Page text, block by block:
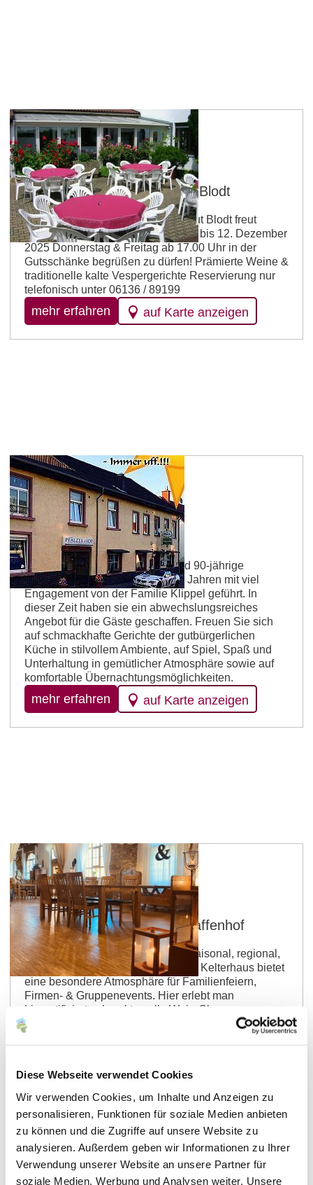
Diese Webseite verwendet Cookies
Wir verwenden Cookies, um Inhalte und Anzeigen zu
personalisieren, Funktionen für soziale Medien anbieten
zu können und die Zugriffe auf unsere Website zu
analysieren. Außerdem geben wir Informationen zu Ihrer
Verwendung unserer Website an unsere Partner für
soziale Medien, Werbung und Analysen weiter. Unsere
Essenheim
Gutsausschank im Weingut Blodt
Liebe Gäste, das Team des Weingut Blodt freut
sich Sie wieder vom 13. November bis 12. Dezember
2025 Donnerstag & Freitag ab 17.00 Uhr in der
Gutsschänke begrüßen zu dürfen! Prämierte Weine &
traditionelle kalte Vespergerichte Reservierung nur
telefonisch unter 06136 / 89199
mehr erfahren auf Karte anzeigen
Partenheim
Gasthaus Pfälzer Hof
Die Gaststätte blickt auf eine rund 90-jährige
Tradition zurück und wird seit 30 Jahren mit viel
Engagement von der Familie Klippel geführt. In
dieser Zeit haben sie ein abwechslungsreiches
Angebot für die Gäste geschaffen. Freuen Sie sich
auf schmackhafte Gerichte der gutbürgerlichen
Küche in stilvollem Ambiente, auf Spiel, Spaß und
Unterhaltung in gemütlicher Atmosphäre sowie auf
komfortable Übernachtungsmöglichkeiten.
mehr erfahren auf Karte anzeigen
Saulheim
Gutsausschank Walldorf-Pfaffenhof
Betriebsart: Gutsschänke Küche: saisonal, regional,
vegetarisch, vegan Das historische Kelterhaus bietet
eine besondere Atmosphäre für Familienfeiern,
Firmen- & Gruppenevents. Hier erlebt man
biozertifizierte charaktervolle Wein-Charmeure zu
rheinhessischen Gerichte rund um den Wein –
Internetseite, wechselnde Tagesgerichte
Hauptgerichte: 10,00 - 30,00 Euro…
mehr erfahren auf Karte anzeigen